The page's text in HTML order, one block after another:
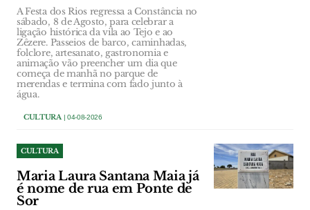
A Festa dos Rios regressa a Constância no
sábado, 8 de Agosto, para celebrar a
ligação histórica da vila ao Tejo e ao
Zêzere. Passeios de barco, caminhadas,
folclore, artesanato, gastronomia e
animação vão preencher um dia que
começa de manhã no parque de
merendas e termina com fado junto à
água.
CULTURA| 04-08-2026
CULTURA
Maria Laura Santana Maia já
é nome de rua em Ponte de
Sor